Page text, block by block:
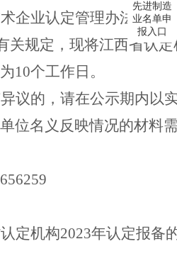
先进制造
业名单申
报入口
企业认定管理办法》（
关规定，现将江西省认定
10个工作日。
议的，请在公示期内以
位名义反映情况的材料
定机构2023年认定报备